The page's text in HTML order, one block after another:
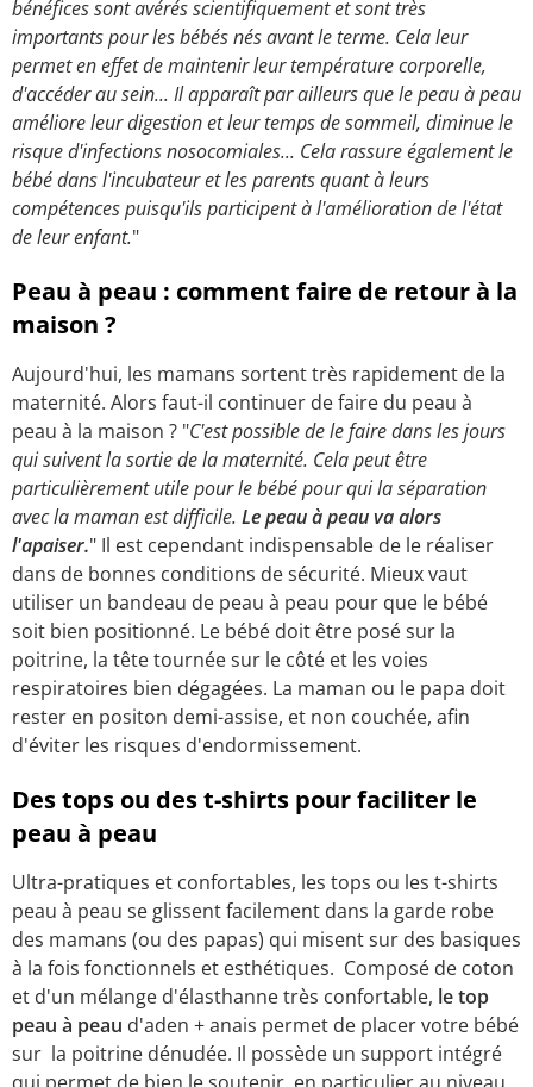
bénéfices sont avérés scientifiquement et sont très
importants pour les bébés nés avant le terme. Cela leur
permet en effet de maintenir leur température corporelle,
d'accéder au sein... Il apparaît par ailleurs que le peau à peau
améliore leur digestion et leur temps de sommeil, diminue le
risque d'infections nosocomiales... Cela rassure également le
bébé dans l'incubateur et les parents quant à leurs
compétences puisqu'ils participent à l'amélioration de l'état
de leur enfant."
Peau à peau : comment faire de retour à la
maison ?
Aujourd'hui, les mamans sortent très rapidement de la
maternité. Alors faut-il continuer de faire du peau à
peau à la maison ? "C'est possible de le faire dans les jours
qui suivent la sortie de la maternité. Cela peut être
particulièrement utile pour le bébé pour qui la séparation
avec la maman est difficile. Le peau à peau va alors
l'apaiser." Il est cependant indispensable de le réaliser
dans de bonnes conditions de sécurité. Mieux vaut
utiliser un bandeau de peau à peau pour que le bébé
soit bien positionné. Le bébé doit être posé sur la
poitrine, la tête tournée sur le côté et les voies
respiratoires bien dégagées. La maman ou le papa doit
rester en positon demi-assise, et non couchée, afin
d'éviter les risques d'endormissement.
Des tops ou des t-shirts pour faciliter le
peau à peau
Ultra-pratiques et confortables, les tops ou les t-shirts
peau à peau se glissent facilement dans la garde robe
des mamans (ou des papas) qui misent sur des basiques
à la fois fonctionnels et esthétiques. Composé de coton
et d'un mélange d'élasthanne très confortable, le top
peau à peau d'aden + anais permet de placer votre bébé
sur la poitrine dénudée. Il possède un support intégré